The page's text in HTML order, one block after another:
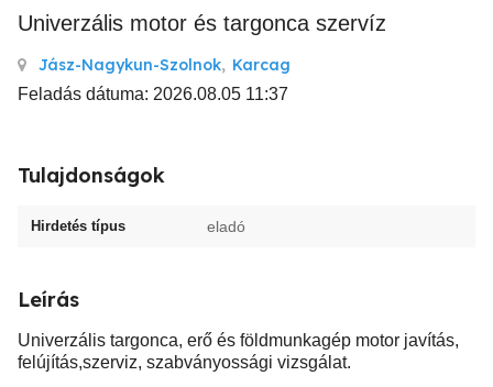
Univerzális motor és targonca szervíz
Jász-Nagykun-Szolnok, Karcag
Feladás dátuma: 2026.08.05 11:37
Tulajdonságok
Hirdetés típus eladó
Leírás
Univerzális targonca, erő és földmunkagép motor javítás,
felújítás,szerviz, szabványossági vizsgálat.